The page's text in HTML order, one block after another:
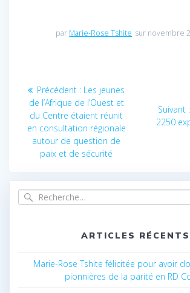
par Marie-Rose Tshite sur novembre
Navigation
de
l’article
Précédent : Article
précédent
:
Les jeunes
de l’Afrique de l’Ouest et
du Centre étaient réunit
en consultation régionale
autour de question de
paix et de sécurité
Suivant :
2250
Recherche
pour
ARTICLES RÉCENTS
Marie-Rose Tshite félicitée pour avoir
pionnières de la parité en RD